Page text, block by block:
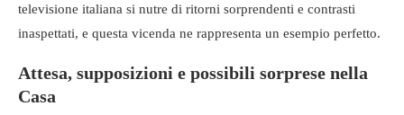
televisione italiana si nutre di ritorni sorprendenti e contrasti
inaspettati, e questa vicenda ne rappresenta un esempio perfetto.
Attesa, supposizioni e possibili sorprese nella
Casa